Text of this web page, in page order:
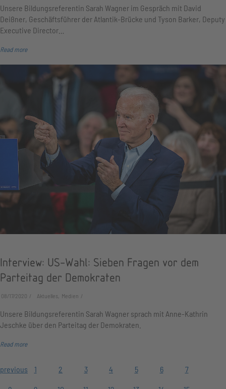
Unsere Bildungsreferentin Sarah Wagner im Gespräch mit David
Deißner, Geschäftsführer der Atlantik-Brücke und Tyson Barker, Deputy
Executive Director…
Read more
Interview: US-Wahl: Sieben Fragen vor dem
Parteitag der Demokraten
08/17/2020 Aktuelles, Medien
Unsere Bildungsreferentin Sarah Wagner sprach mit Anne-Kathrin
Jeschke über den Parteitag der Demokraten.
Read more
previous 1 2 3 4 5 6 7